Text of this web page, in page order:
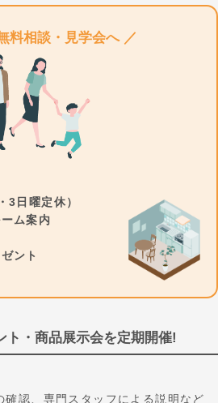
料相談・見学会へ ／
3日曜定休）
ム案内
ント
ト・商品展示会を定期開催!
確認、専門スタッフによる説明など